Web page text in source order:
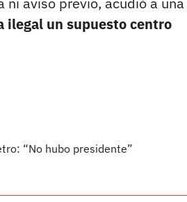
ilegal un supuesto centro
“No hubo presidente”